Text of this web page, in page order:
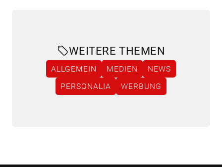
WEITERE THEMEN
ALLGEMEIN MEDIEN
NEWS
PERSONALIA
WERBUNG